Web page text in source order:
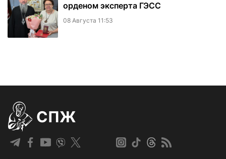
орденом эксперта ГЭСС
08 Августа 11:53
СПЖ